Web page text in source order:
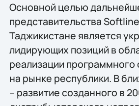
Основной целью
представительства
Таджикистане является
лидирующих позиций в
реализации программного
на рынке республики. В
– развитие созданного в